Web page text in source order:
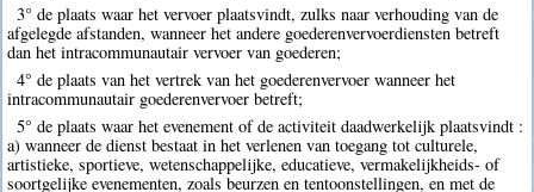
3° de plaats waar het vervoer plaatsvindt, zulks naar verhouding van de
afgelegde afstanden, wanneer het andere goederenvervoerdiensten betreft
dan het intracommunautair vervoer van goederen;
4° de plaats van het vertrek van het goederenvervoer wanneer het
intracommunautair goederenvervoer betreft;
5° de plaats waar het evenement of de activiteit daadwerkelijk plaatsvindt :
a) wanneer de dienst bestaat in het verlenen van toegang tot culturele,
artistieke, sportieve, wetenschappelijke, educatieve, vermakelijkheids- of
soortgelijke evenementen, zoals beurzen en tentoonstellingen, en met de